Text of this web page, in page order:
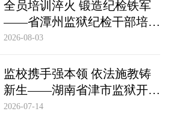
全员培训淬火 锻造纪检铁军
——省潭州监狱纪检干部培训
实现全覆盖
2026-08-03
监校携手强本领 依法施教铸
新生——湖南省津市监狱开展
基层警察教育改造专项技能培
2026-07-14